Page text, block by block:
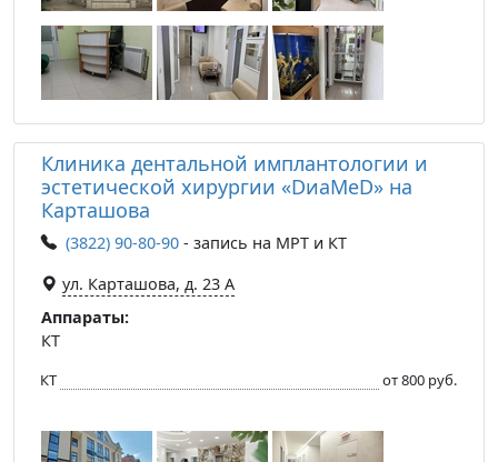
Клиника дентальной имплантологии и
эстетической хирургии «DиаМеD» на
Карташова
(3822) 90-80-90 - запись на МРТ и КТ
ул. Карташова, д. 23 А
Аппараты:
КТ
КТ от 800 руб.